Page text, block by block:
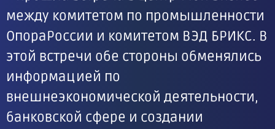
между комитетом по промышленности
ОпораРоссии и комитетом ВЭД БРИКС. В
этой встречи обе стороны обменялись
информацией по
внешнеэкономической деятельности,
банковской сфере и создании